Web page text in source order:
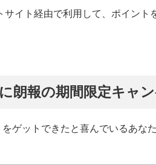
イト経由で利用して、ポイント
朗報の期間限定キャン
ゲットできたと喜んでいるあな